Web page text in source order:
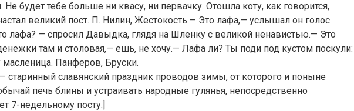
Не будет тебе больше ни квасу, ни первачку. Отошла коту, как говорится,
великий пост. П. Нилин, Жестокость.— Это лафа,— услышал он голос
лафа? — спросил Давыдка, глядя на Шленку с великой ненавистью.— Это
там и столовая,— ешь, не хочу.— Лафа ли? Ты поди под кустом поскули:
масленица. Панферов, Бруски.
старинный славянский праздник проводов зимы, от которого и поныне
печь блины и устраивать народные гулянья, непосредственно
7-недельному посту.]